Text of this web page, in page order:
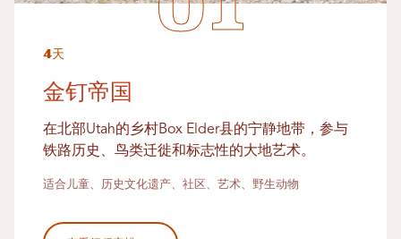
4天
金钉帝国
在北部Utah的乡村Box Elder县的宁静地带，参与
铁路历史、鸟类迁徙和标志性的大地艺术。
适合儿童、历史文化遗产、社区、艺术、野生动物